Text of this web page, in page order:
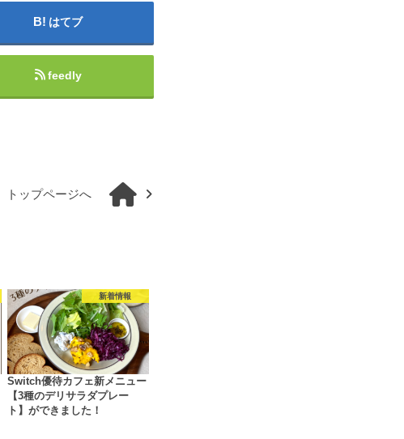
はてブ
feedly
トップページへ
新着情報
Switch優待カフェ新メニュー
【3種のデリサラダプレー
ト】ができました！